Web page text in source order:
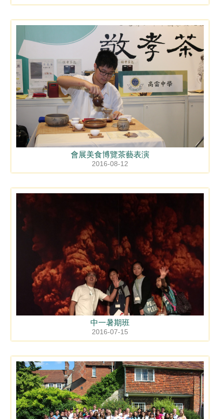
會展美食博覽茶藝表演
2016-08-12
中一暑期班
2016-07-15